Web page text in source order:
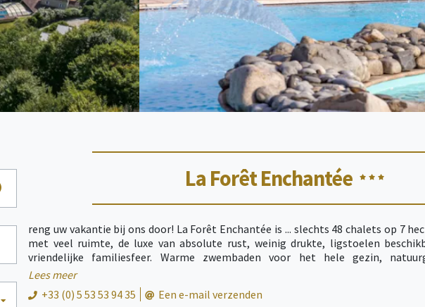
La Forêt Enchantée
reng uw vakantie bij ons door! La Forêt Enchantée is ... slechts 48 chalets op 7
met veel ruimte, de luxe van absolute rust, weinig drukte, ligstoelen
vriendelijke familiesfeer. Warme zwembaden voor het hele gezin,
avondentertainment van topklasse met lokale artiesten. 3-sterren
Dordogne, in het hart van de Périgord, 6 km van Périgueux, 15 km van
Périgord om de mooiste dorpen van Frankrijk te bezoeken, steden van kunst en
Lees meer
+33 (0) 5 53 53 94 35
Een e-mail verzenden